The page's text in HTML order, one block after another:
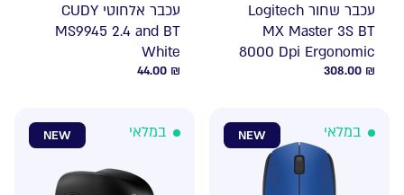
עכבר שחור Logitech
MX Master 3S BT
8000 Dpi Ergonomic
308.00 ₪
עכבר אלחוטי CUDY
MS9945 2.4 and BT
White
44.00 ₪
NEW במלאי NEW במלאי